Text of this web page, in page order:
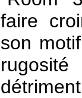
faire
son